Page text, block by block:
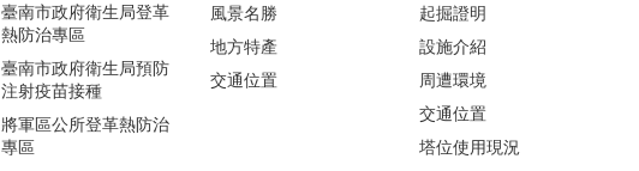
臺南市政府衛生局登革
熱防治專區
臺南市政府衛生局預防
注射疫苗接種
將軍區公所登革熱防治
專區
風景名勝
地方特產
交通位置
起掘證明
設施介紹
周遭環境
交通位置
塔位使用現況